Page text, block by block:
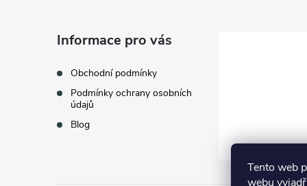
Tento web
webu
Informace pro vás
Obchodní podmínky
Podmínky ochrany osobních
údajů
Blog